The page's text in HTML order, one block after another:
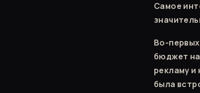
Самое
Во-
бюджет на
рекламу
была